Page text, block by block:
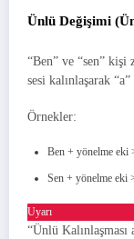
Ünlü Değişimi
“Ben” ve “sen” kişi
sesi kalınlaşarak “a”
Örnekler:
Ben + yönelme eki
Sen + yönelme eki
Uyarı
“Ünlü